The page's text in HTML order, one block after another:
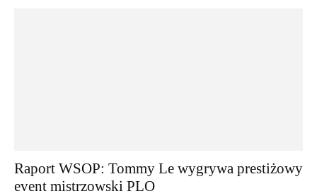
Raport WSOP: Tommy Le wygrywa prestiżowy
event mistrzowski PLO